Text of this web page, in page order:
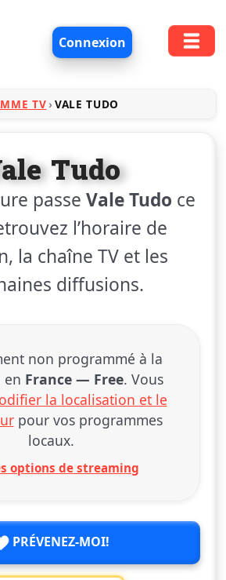
Connexion
TV VALE TUDO
Tudo
passe Vale Tudo ce
l’horaire de
la chaîne TV et les
diffusions.
non programmé à la
en France — Free. Vous
la localisation et le
pour vos programmes
locaux.
options de streaming
PRÉVENEZ-MOI!